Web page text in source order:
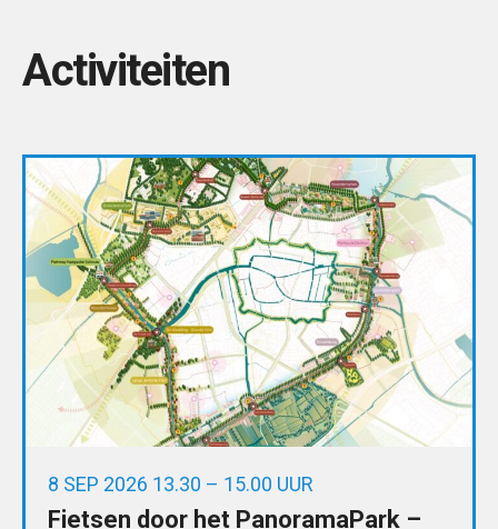
Activiteiten
8 SEP 2026 13.30 – 15.00 UUR
Fietsen door het PanoramaPark –